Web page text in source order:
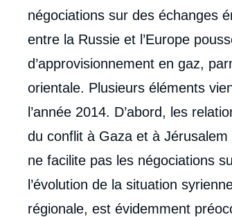
négociations sur des échanges
entre la Russie et l’Europe
d’approvisionnement en gaz,
orientale. Plusieurs éléments
l’année 2014. D’abord, les
du conflit à Gaza et à
ne facilite pas les négociations
l’évolution de la situation
régionale, est évidemment